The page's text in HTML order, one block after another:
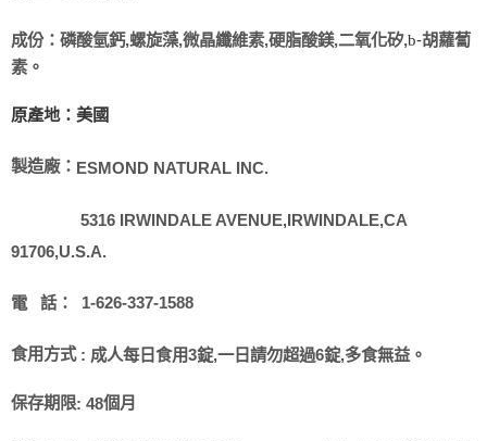
成份： 磷酸氫鈣,螺旋藻,微晶纖維素,硬脂酸鎂,二氧化矽,b-胡蘿蔔
素。
原產地：美國
製造廠： ESMOND NATURAL INC.
5316 IRWINDALE AVENUE,IRWINDALE,CA
91706,U.S.A.
電 話： 1-626-337-1588
食用方式: 成人每日食用3錠,一日請勿超過6錠,多食無益。
保存期限: 48個月